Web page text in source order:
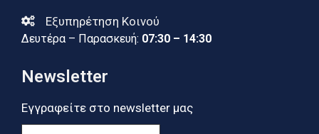
Εξυπηρέτηση Κοινού
Δευτέρα – Παρασκευή: 07:30 – 14:30
Newsletter
Εγγραφείτε στο newsletter μας